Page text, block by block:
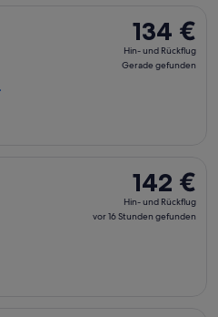
134 €
Hin-
und
134 €
Hin- und Rückflug
Gerade gefunden
142 €
Hin-
und
142 €
Hin- und Rückflug
vor 16 Stunden gefunden